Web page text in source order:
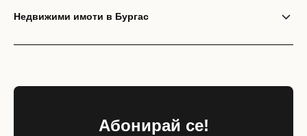
Недвижими имоти в Бургас
Абонирай се!